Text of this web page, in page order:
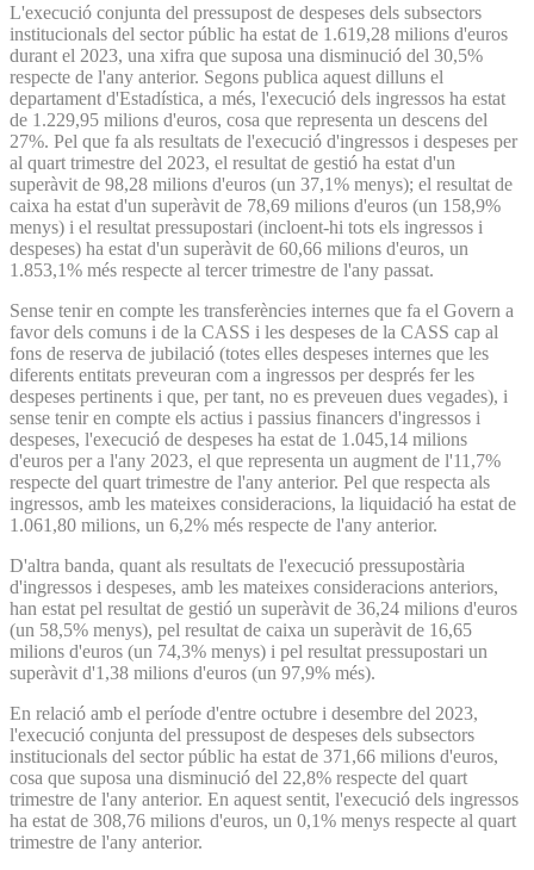
L'execució conjunta del pressupost de despeses dels subsectors
institucionals del sector públic ha estat de 1.619,28 milions d'euros
durant el 2023, una xifra que suposa una disminució del 30,5%
respecte de l'any anterior. Segons publica aquest dilluns el
departament d'Estadística, a més, l'execució dels ingressos ha estat
de 1.229,95 milions d'euros, cosa que representa un descens del
27%. Pel que fa als resultats de l'execució d'ingressos i despeses per
al quart trimestre del 2023, el resultat de gestió ha estat d'un
superàvit de 98,28 milions d'euros (un 37,1% menys); el resultat de
caixa ha estat d'un superàvit de 78,69 milions d'euros (un 158,9%
menys) i el resultat pressupostari (incloent-hi tots els ingressos i
despeses) ha estat d'un superàvit de 60,66 milions d'euros, un
1.853,1% més respecte al tercer trimestre de l'any passat.
Sense tenir en compte les transferències internes que fa el Govern a
favor dels comuns i de la CASS i les despeses de la CASS cap al
fons de reserva de jubilació (totes elles despeses internes que les
diferents entitats preveuran com a ingressos per després fer les
despeses pertinents i que, per tant, no es preveuen dues vegades), i
sense tenir en compte els actius i passius financers d'ingressos i
despeses, l'execució de despeses ha estat de 1.045,14 milions
d'euros per a l'any 2023, el que representa un augment de l'11,7%
respecte del quart trimestre de l'any anterior. Pel que respecta als
ingressos, amb les mateixes consideracions, la liquidació ha estat de
1.061,80 milions, un 6,2% més respecte de l'any anterior.
D'altra banda, quant als resultats de l'execució pressupostària
d'ingressos i despeses, amb les mateixes consideracions anteriors,
han estat pel resultat de gestió un superàvit de 36,24 milions d'euros
(un 58,5% menys), pel resultat de caixa un superàvit de 16,65
milions d'euros (un 74,3% menys) i pel resultat pressupostari un
superàvit d'1,38 milions d'euros (un 97,9% més).
En relació amb el període d'entre octubre i desembre del 2023,
l'execució conjunta del pressupost de despeses dels subsectors
institucionals del sector públic ha estat de 371,66 milions d'euros,
cosa que suposa una disminució del 22,8% respecte del quart
trimestre de l'any anterior. En aquest sentit, l'execució dels ingressos
ha estat de 308,76 milions d'euros, un 0,1% menys respecte al quart
trimestre de l'any anterior.